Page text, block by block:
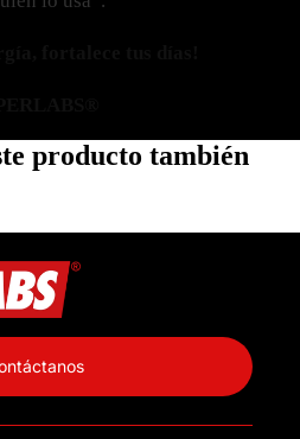
producto también